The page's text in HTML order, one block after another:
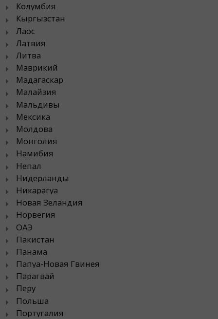
Колумбия
Кыргызстан
Лаос
Латвия
Литва
Маврикий
Мадагаскар
Малайзия
Мальдивы
Мексика
Молдова
Монголия
Намибия
Непал
Нидерланды
Никарагуа
Новая Зеландия
Норвегия
ОАЭ
Пакистан
Панама
Папуа-Новая Гвинея
Парагвай
Перу
Польша
Португалия